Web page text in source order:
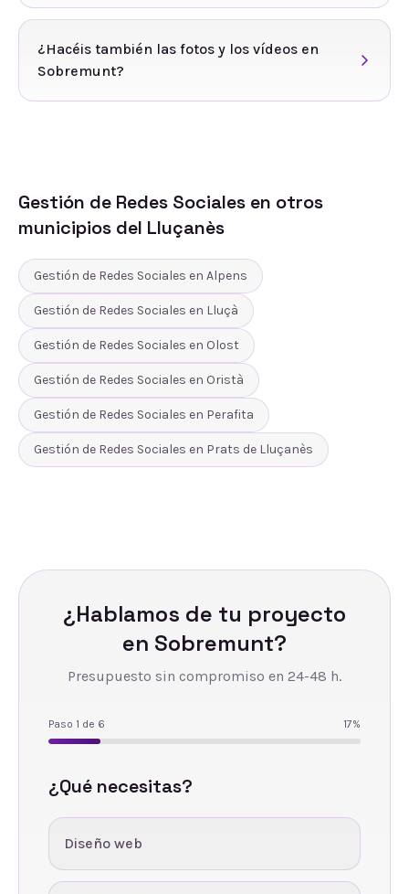
¿Hacéis también las fotos y los vídeos en
Sobremunt?
Gestión de Redes Sociales en otros
municipios del Lluçanès
Gestión de Redes Sociales en Alpens
Gestión de Redes Sociales en Lluçà
Gestión de Redes Sociales en Olost
Gestión de Redes Sociales en Oristà
Gestión de Redes Sociales en Perafita
Gestión de Redes Sociales en Prats de Lluçanès
¿Hablamos de tu proyecto
en Sobremunt?
Presupuesto sin compromiso en 24-48 h.
Paso 1 de 6 17%
¿Qué necesitas?
Diseño web